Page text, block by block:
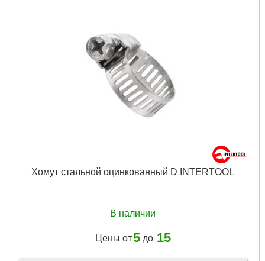
Хомут стальной оцинкованный D INTERTOOL
В наличии
Цены от5до 15